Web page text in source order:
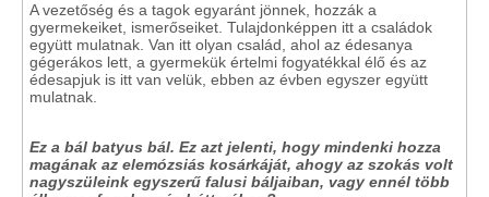
A vezetőség és a tagok egyaránt jönnek, hozzák a
gyermekeiket, ismerőseiket. Tulajdonképpen itt a családok
együtt mulatnak. Van itt olyan család, ahol az édesanya
gégerákos lett, a gyermekük értelmi fogyatékkal élő és az
édesapjuk is itt van velük, ebben az évben egyszer együtt
mulatnak.
Ez a bál batyus bál. Ez azt jelenti, hogy mindenki hozza
magának az elemózsiás kosárkáját, ahogy az szokás volt
nagyszüleink egyszerű falusi báljaiban, vagy ennél több